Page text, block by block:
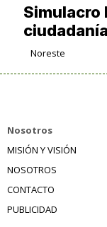
Simulacro
Noreste
Nosotros
MISIÓN Y VISIÓN
NOSOTROS
CONTACTO
PUBLICIDAD